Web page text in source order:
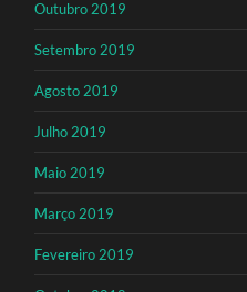
Outubro 2019
Setembro 2019
Agosto 2019
Julho 2019
Maio 2019
Março 2019
Fevereiro 2019